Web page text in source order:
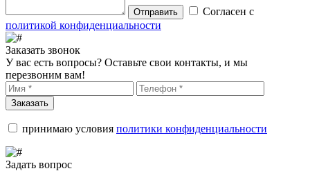
Отправить
Согласен с
политикой конфиденциальности
Заказать звонок
У вас есть вопросы? Оставьте свои контакты, и мы
перезвоним вам!
Заказать
принимаю условия политики конфиденциальности
Задать вопрос